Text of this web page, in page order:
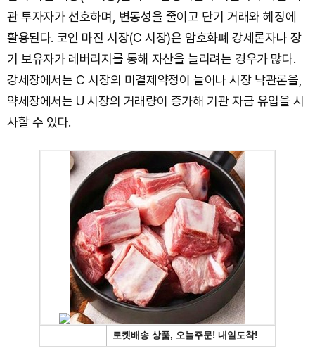
관 투자자가 선호하며, 변동성을 줄이고 단기 거래와 헤징에
활용된다. 코인 마진 시장(C 시장)은 암호화폐 강세론자나 장
기 보유자가 레버리지를 통해 자산을 늘리려는 경우가 많다.
강세장에서는 C 시장의 미결제약정이 늘어나 시장 낙관론을,
약세장에서는 U 시장의 거래량이 증가해 기관 자금 유입을 시
사할 수 있다.